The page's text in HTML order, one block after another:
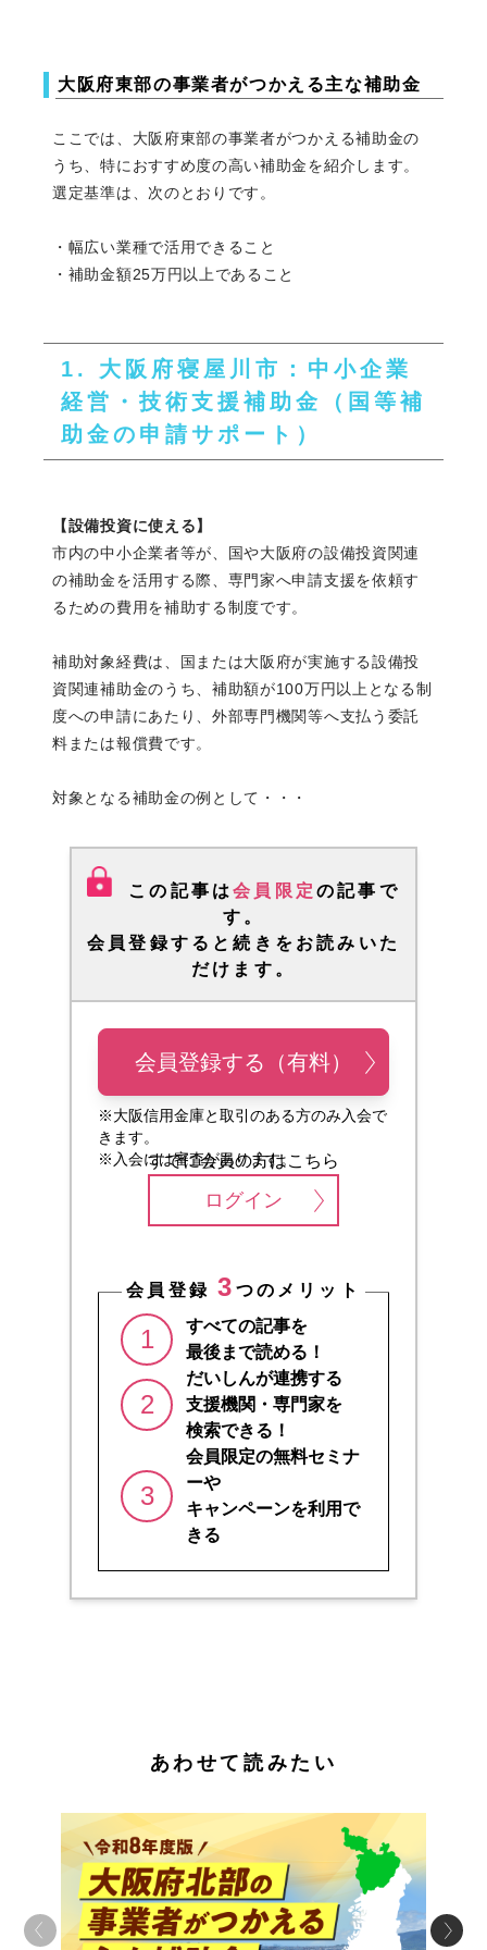
大阪府東部の事業者がつかえる主な補助金
ここでは、大阪府東部の事業者がつかえる補助金の
うち、特におすすめ度の高い補助金を紹介します。
選定基準は、次のとおりです。
・幅広い業種で活用できること
・補助金額25万円以上であること
1. 大阪府寝屋川市：中小企業
経営・技術支援補助金（国等補
助金の申請サポート）
【設備投資に使える】
市内の中小企業者等が、国や大阪府の設備投資関連
の補助金を活用する際、専門家へ申請支援を依頼す
るための費用を補助する制度です。
補助対象経費は、国または大阪府が実施する設備投
資関連補助金のうち、補助額が100万円以上となる制
度への申請にあたり、外部専門機関等へ支払う委託
料または報償費です。
対象となる補助金の例として・・・
この記事は会員限定の記事で
す。
会員登録すると続きをお読みいた
だけます。
会員登録する（有料）
※大阪信用金庫と取引のある方のみ入会で
きます。
※入会には審査があります。
すでに会員の方はこちら
ログイン
会員登録3 つのメリット
1
すべての記事を
最後まで読める！
2
だいしんが連携する
支援機関・専門家を
検索できる！
3
会員限定の無料セミナ
ーや
キャンペーンを利用で
きる
あわせて読みたい